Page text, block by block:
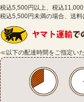
税込5,500円以上、税込
税込5,500円未満の場合、送料
≪以下の配達時間をご指定い